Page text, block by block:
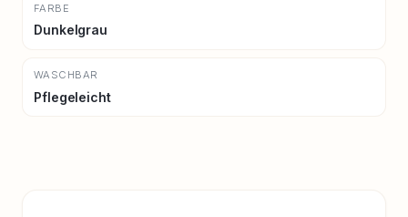
FARBE
Dunkelgrau
WASCHBAR
Pflegeleicht